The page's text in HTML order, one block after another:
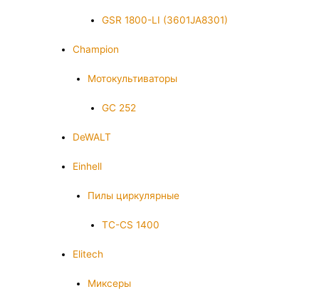
GSR 1800-LI (3601JA8301)
Champion
Мотокультиваторы
GC 252
DeWALT
Einhell
Пилы циркулярные
TC-CS 1400
Elitech
Миксеры